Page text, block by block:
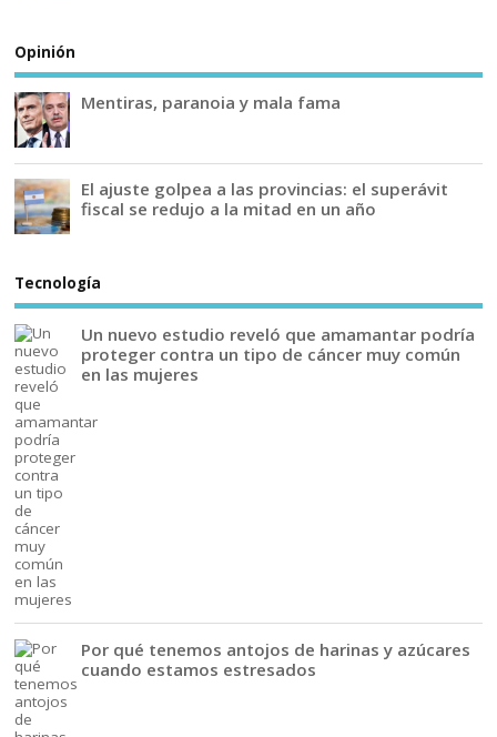
Opinión
Mentiras, paranoia y mala fama
El ajuste golpea a las provincias: el superávit
fiscal se redujo a la mitad en un año
Tecnología
Un nuevo estudio reveló que amamantar podría
proteger contra un tipo de cáncer muy común
en las mujeres
Por qué tenemos antojos de harinas y azúcares
cuando estamos estresados